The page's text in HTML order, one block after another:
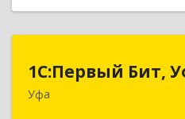
1С:Первый Бит,
Уфа